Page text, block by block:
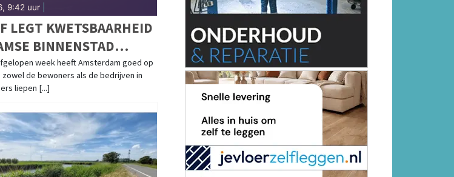
9:42 uur|
LEGT KWETSBAARHEID
BINNENSTAD
DAT BETEKENT
week heeft Amsterdam goed op
de bewoners als de bedrijven in
liepen [...]